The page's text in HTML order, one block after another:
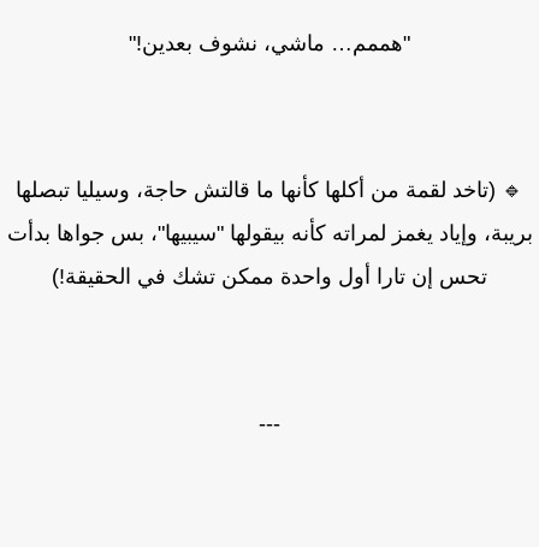
"هممم… ماشي، نشوف بعدين!"
(تاخد لقمة من أكلها كأنها ما قالتش حاجة، وسيليا تبصلها
وإياد يغمز لمراته كأنه بيقولها "سيبيها"، بس جواها بدأت
تحس إن تارا أول واحدة ممكن تشك في الحقيقة!)